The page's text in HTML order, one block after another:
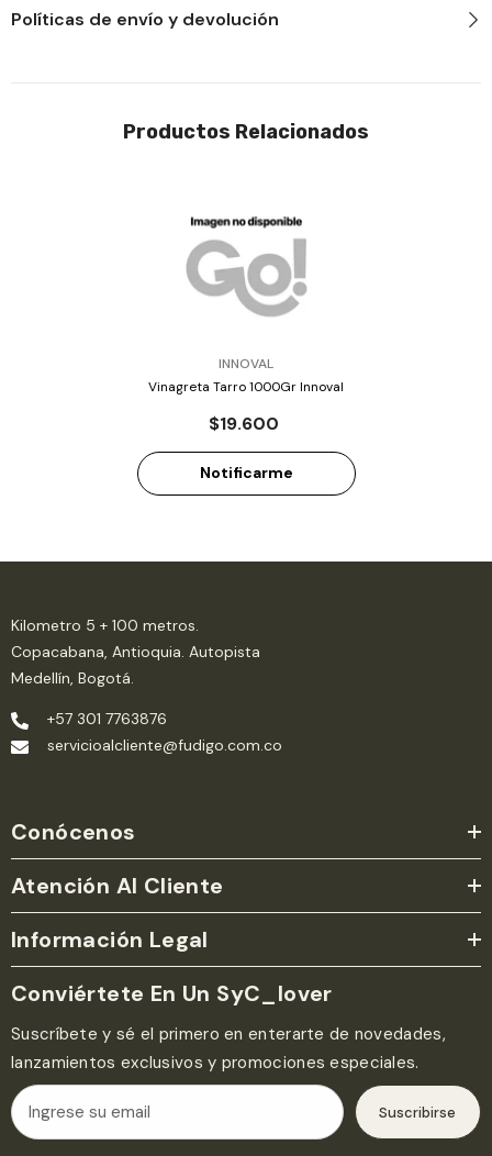
Políticas de envío y devolución
Productos Relacionados
PROVEEDOR:INNOVAL
Vinagreta Tarro 1000Gr Innoval
$19.600
Notificarme
Kilometro 5 + 100 metros.
Copacabana, Antioquia. Autopista
Medellín, Bogotá.
+57 301 7763876
servicioalcliente@fudigo.com.co
Conócenos
Atención Al Cliente
Información Legal
Conviértete En Un SyC_lover
Suscríbete y sé el primero en enterarte de novedades,
lanzamientos exclusivos y promociones especiales.
Suscribirse